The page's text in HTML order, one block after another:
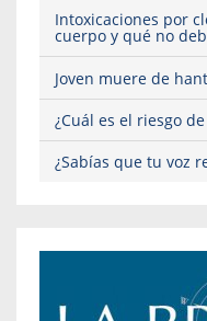
Intoxicaciones por
cuerpo y qué no
Joven muere de
¿Cuál es el riesgo
¿Sabías que tu voz